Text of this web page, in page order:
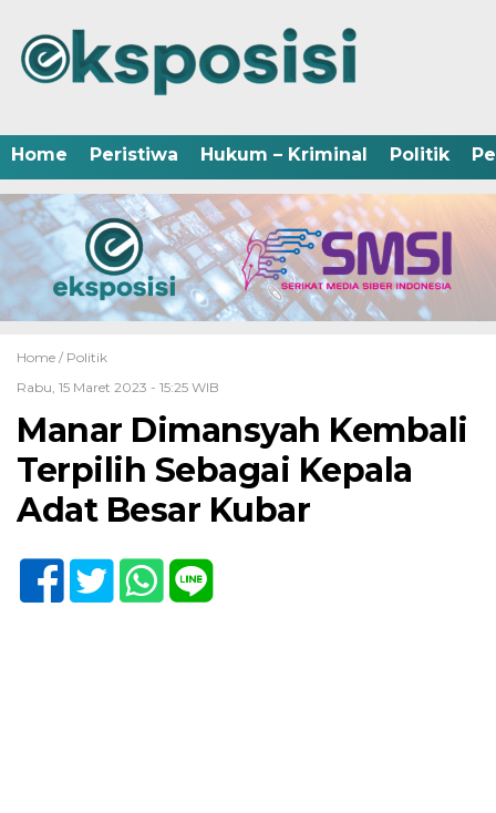
Home Peristiwa Hukum – Kriminal Politik
Home / Politik
Rabu, 15 Maret 2023 - 15:25 WIB
Manar Dimansyah Kembali
Terpilih Sebagai Kepala
Adat Besar Kubar